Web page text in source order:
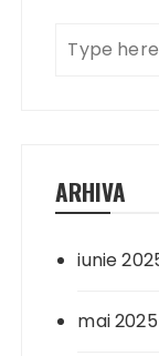
ARHIVA
iunie
mai 2025